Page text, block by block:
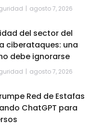
agosto 7, 2026
del sector del
ciberataques: una
debe ignorarse
agosto 7, 2026
Red de Estafas
ChatGPT para